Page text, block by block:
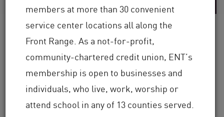
members at more than 30 convenient
service center locations all along the
Front Range. As a not-for-profit,
community-chartered credit union, ENT’s
membership is open to businesses and
individuals, who live, work, worship or
attend school in any of 13 counties served.
Check Point のお客様が、
世界中でどのように環境
を保護しているかをご覧